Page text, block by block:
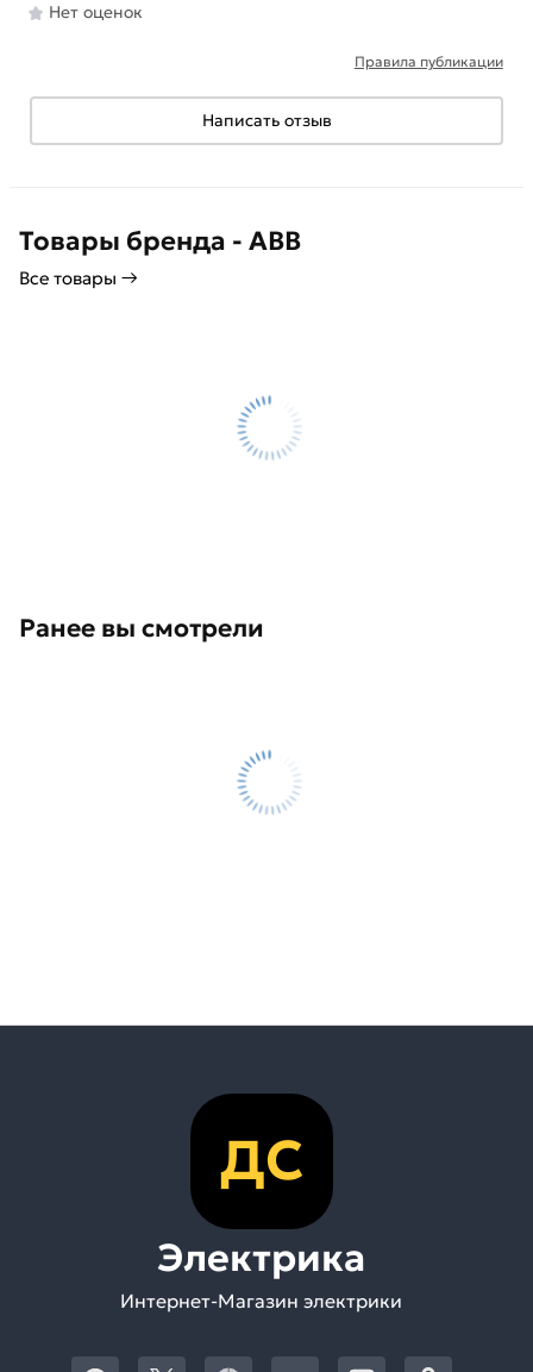
Нет оценок
Правила публикации
Написать отзыв
Товары бренда - ABB
Все товары →
Ранее вы смотрели
ДС
Электрика
Интернет-Магазин электрики